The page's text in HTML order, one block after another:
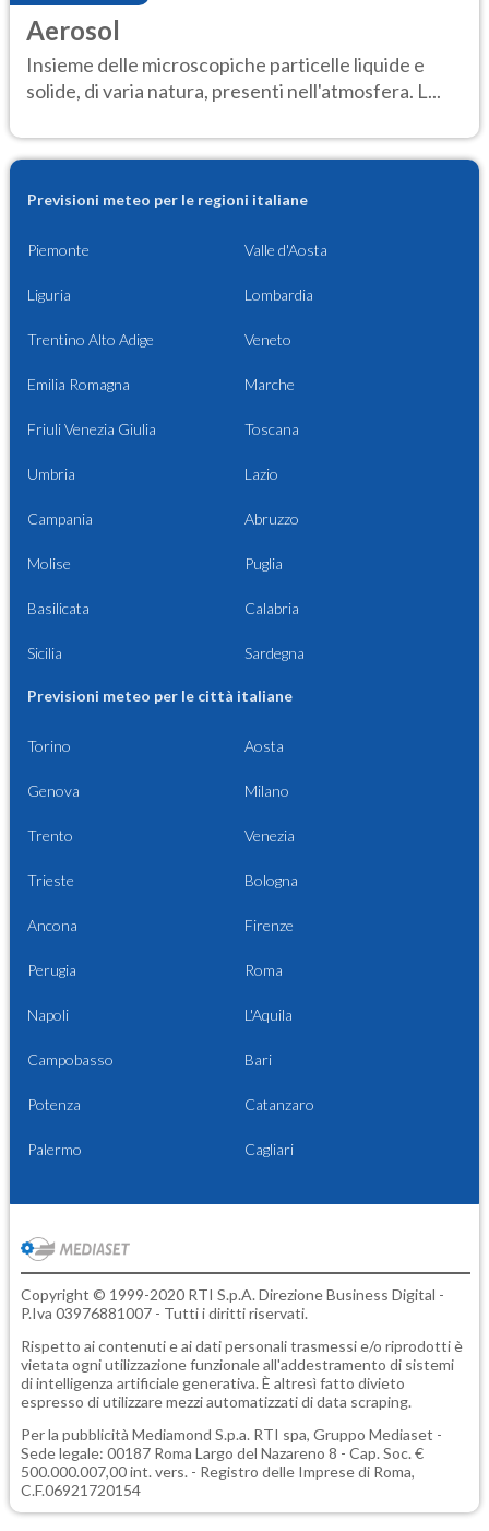
Aerosol
Insieme delle microscopiche particelle liquide e
solide, di varia natura, presenti nell'atmosfera. L...
Previsioni meteo per le regioni italiane
Piemonte Valle d'Aosta
Liguria Lombardia
Trentino Alto Adige Veneto
Emilia Romagna Marche
Friuli Venezia Giulia Toscana
Umbria Lazio
Campania Abruzzo
Molise Puglia
Basilicata Calabria
Sicilia Sardegna
Previsioni meteo per le città italiane
Torino Aosta
Genova Milano
Trento Venezia
Trieste Bologna
Ancona Firenze
Perugia Roma
Napoli L'Aquila
Campobasso Bari
Potenza Catanzaro
Palermo Cagliari
Copyright © 1999-2020 RTI S.p.A. Direzione Business Digital -
P.Iva 03976881007 - Tutti i diritti riservati.
Rispetto ai contenuti e ai dati personali trasmessi e/o riprodotti è
vietata ogni utilizzazione funzionale all'addestramento di sistemi
di intelligenza artificiale generativa. È altresì fatto divieto
espresso di utilizzare mezzi automatizzati di data scraping.
Per la pubblicità Mediamond S.p.a. RTI spa, Gruppo Mediaset -
Sede legale: 00187 Roma Largo del Nazareno 8 - Cap. Soc. €
500.000.007,00 int. vers. - Registro delle Imprese di Roma,
C.F.06921720154